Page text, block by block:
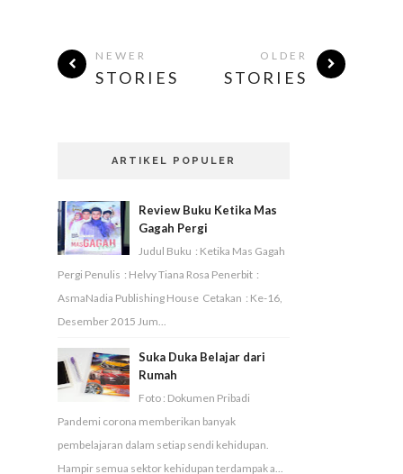
NEWER
STORIES
OLDER
STORIES
ARTIKEL POPULER
Review Buku Ketika Mas
Gagah Pergi
Judul Buku : Ketika Mas Gagah
Pergi Penulis : Helvy Tiana Rosa Penerbit :
AsmaNadia Publishing House Cetakan : Ke-16,
Desember 2015 Jum...
Suka Duka Belajar dari
Rumah
Foto : Dokumen Pribadi
Pandemi corona memberikan banyak
pembelajaran dalam setiap sendi kehidupan.
Hampir semua sektor kehidupan terdampak a...